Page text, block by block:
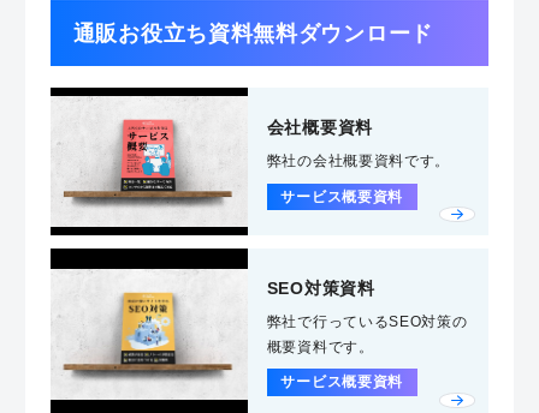
通販お役立ち資料無料ダウンロード
会社概要資料
弊社の会社概要資料です。
サービス概要資料
SEO対策資料
弊社で行っているSEO対策の
概要資料です。
サービス概要資料